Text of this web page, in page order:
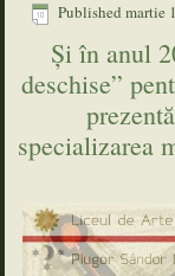
Published martie
Şi în anul
deschise”
specializarea